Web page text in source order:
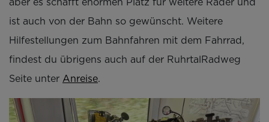
aber es schafft enormen Platz für weitere Räder und
ist auch von der Bahn so gewünscht. Weitere
Hilfestellungen zum Bahnfahren mit dem Fahrrad,
findest du übrigens auch auf der RuhrtalRadweg
Seite unter Anreise.